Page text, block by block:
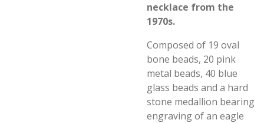
necklace from the
1970s.
Composed of 19 oval
bone beads, 20 pink
metal beads, 40 blue
glass beads and a hard
stone medallion bearing
engraving of an eagle